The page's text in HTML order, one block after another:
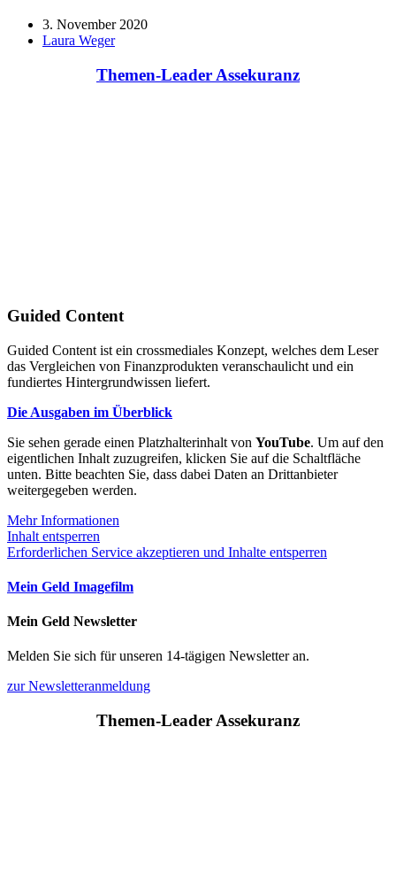
3. November 2020
Laura Weger
Themen-Leader Assekuranz
Guided Content
Guided Content ist ein crossmediales Konzept, welches dem Leser
das Vergleichen von Finanzprodukten veranschaulicht und ein
fundiertes Hintergrundwissen liefert.
Die Ausgaben im Überblick
Sie sehen gerade einen Platzhalterinhalt von YouTube. Um auf den
eigentlichen Inhalt zuzugreifen, klicken Sie auf die Schaltfläche
unten. Bitte beachten Sie, dass dabei Daten an Drittanbieter
weitergegeben werden.
Mehr Informationen
Inhalt entsperren
Erforderlichen Service akzeptieren und Inhalte entsperren
Mein Geld Imagefilm
Mein Geld Newsletter
Melden Sie sich für unseren 14-tägigen Newsletter an.
zur Newsletteranmeldung
Themen-Leader Assekuranz